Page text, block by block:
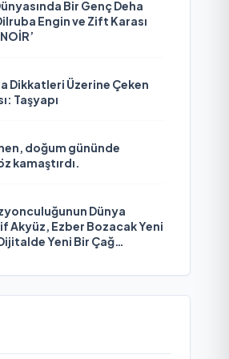
Bir Genç Deha
Engin ve Zift Karası
Dikkatleri Üzerine Çeken
Taşyapı
doğum gününde
kamaştırdı.
Dünya
Akyüz, Ezber Bozacak Yeni
Yeni Bir Çağ